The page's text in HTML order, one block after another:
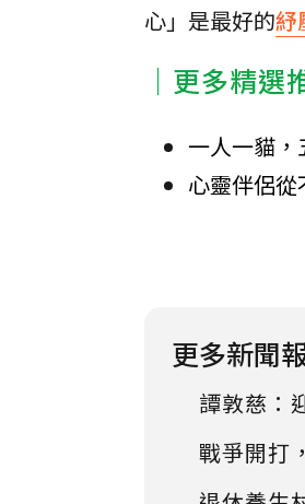
心」是最好的紓
│更多精
一人一貓
心靈伴侶
更多新聞
譚敦慈：
戰爭開打